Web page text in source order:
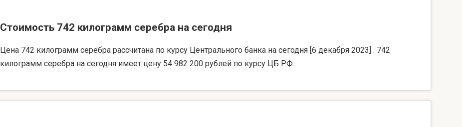
Стоимость 742 килограмм серебра на сегодня
Цена 742 килограмм серебра рассчитана по курсу Центрального банка на сегодня [6 декабря 2023] . 742
килограмм серебра на сегодня имеет цену 54 982 200 рублей по курсу ЦБ РФ.